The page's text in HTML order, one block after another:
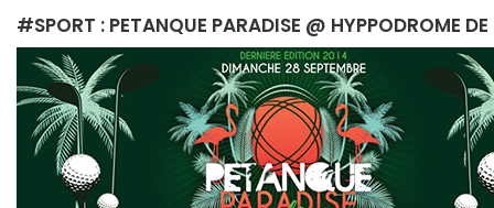
#SPORT : PETANQUE PARADISE @ HYPPODROME